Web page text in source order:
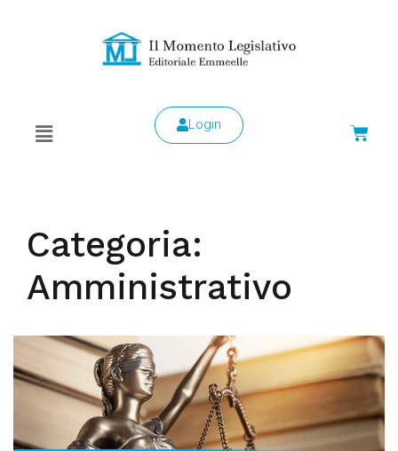
Login
Categoria:
Amministrativo